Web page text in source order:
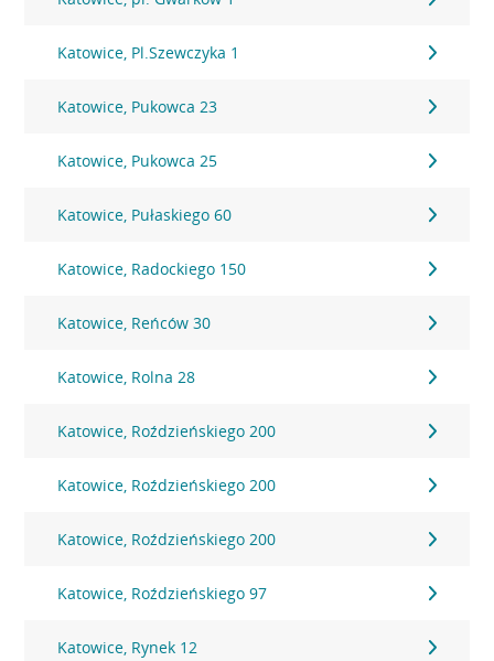
Katowice, Pl.Szewczyka 1
Katowice, Pukowca 23
Katowice, Pukowca 25
Katowice, Pułaskiego 60
Katowice, Radockiego 150
Katowice, Reńców 30
Katowice, Rolna 28
Katowice, Roździeńskiego 200
Katowice, Roździeńskiego 200
Katowice, Roździeńskiego 200
Katowice, Roździeńskiego 97
Katowice, Rynek 12